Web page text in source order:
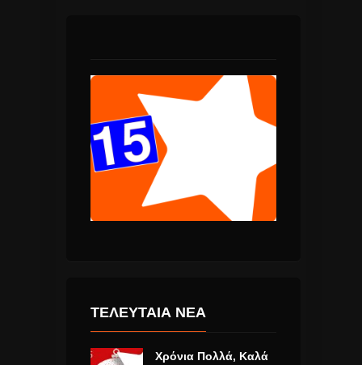
ΤΕΛΕΥΤΑΙΑ ΝΕΑ
Χρόνια Πολλά, Καλά